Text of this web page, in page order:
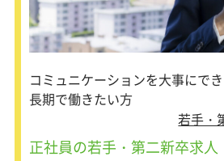
コミュニケーションを大事にで
長期で働きたい方
若手・
正社員の若手・第二新卒求人